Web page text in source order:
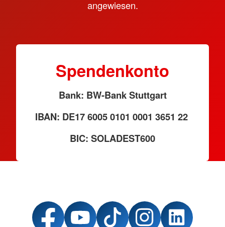
angewiesen.
Spendenkonto
Bank: BW-Bank Stuttgart
IBAN: DE17 6005 0101 0001 3651 22
BIC: SOLADEST600